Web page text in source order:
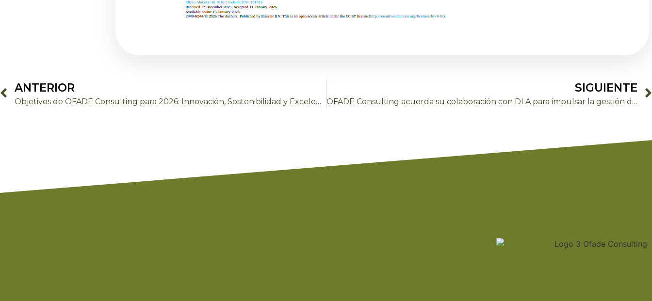
ANTERIOR
Objetivos de OFADE Consulting para 2026: Innovación, Sostenibilidad y Excelencia
SIGUIENTE
OFADE Consulting acuerda su colaboración con DLA para impulsar la gestión de proyectos y el desarrollo de negocios